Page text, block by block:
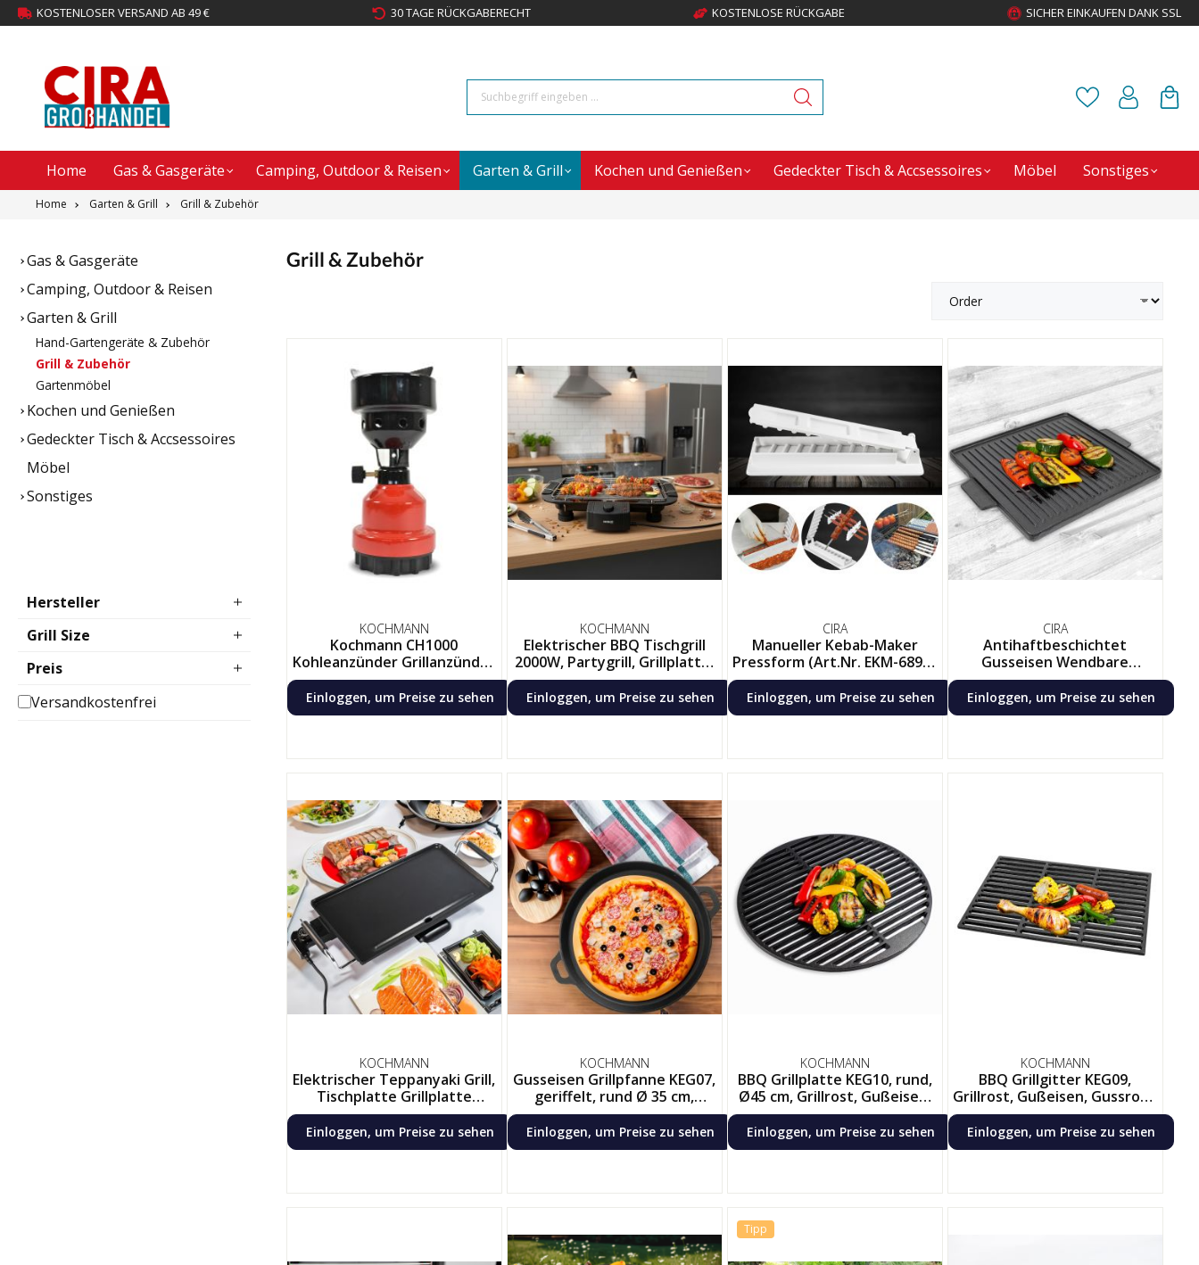
KOSTENLOSER VERSAND AB 49 € 30 TAGE RÜCKGABERECHT KOSTENLOSE RÜCKGABE SICHER EINKAUFEN DANK SSL
Home Gas & Gasgeräte Camping, Outdoor & Reisen Garten & Grill Kochen und Genießen Gedeckter Tisch & Accsessoires Möbel Sonstiges
Home Garten & Grill Grill & Zubehör
Gas & Gasgeräte
Camping, Outdoor & Reisen
Garten & Grill
Hand-Gartengeräte & Zubehör
Grill & Zubehör
Gartenmöbel
Kochen und Genießen
Gedeckter Tisch & Accsessoires
Möbel
Sonstiges
Hersteller
Grill Size
Preis
Versandkostenfrei
Grill & Zubehör
KOCHMANN
Kochmann CH1000
Kohleanzünder Grillanzünder
Ofenanzünder Gas Anzünder
Schwarz Rot
Einloggen, um Preise zu sehen
KOCHMANN
Elektrischer BBQ Tischgrill
2000W, Partygrill, Grillplatte,
mit Standfuß, Balkongrill
Einloggen, um Preise zu sehen
CIRA
Manueller Kebab-Maker
Pressform (Art.Nr. EKM-689) -
optional mit 6 Spießhaltern &
Holzspießen
Einloggen, um Preise zu sehen
CIRA
Antihaftbeschichtet
Gusseisen Wendbare
Bratpfanne Pfanne BBQ Grill
& Herd Kochen
Einloggen, um Preise zu sehen
KOCHMANN
Elektrischer Teppanyaki Grill,
Tischplatte Grillplatte
Kochplatte Barbeque
Einloggen, um Preise zu sehen
KOCHMANN
Gusseisen Grillpfanne KEG07,
geriffelt, rund Ø 35 cm,
Pizzapfanne, Grillpfanne
Gusseisen Für Herd, Grill,
Ofen & Lagerfeuer
Einloggen, um Preise zu sehen
KOCHMANN
BBQ Grillplatte KEG10, rund,
Ø45 cm, Grillrost, Gußeisen,
Gussrost, Grill, Grillaufsatz
Einloggen, um Preise zu sehen
KOCHMANN
BBQ Grillgitter KEG09,
Grillrost, Gußeisen, Gussrost,
Grill, Grillaufsatz, 45 x 30 cm,
Eckig
Einloggen, um Preise zu sehen
Tipp